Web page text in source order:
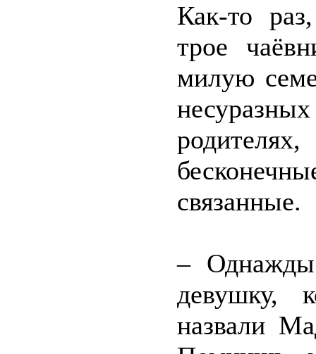
Как-то
трое
милую
связанные.
– Однажды
девушку,
назвали